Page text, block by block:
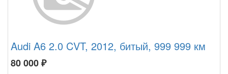
Audi A6 2.0 CVT, 2012, битый, 999 999 км
80 000₽